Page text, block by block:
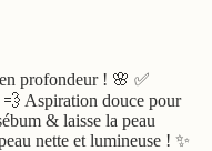
profondeur ! 🌸 ✅
Aspiration douce pour
& laisse la peau
nette et lumineuse ! ✨